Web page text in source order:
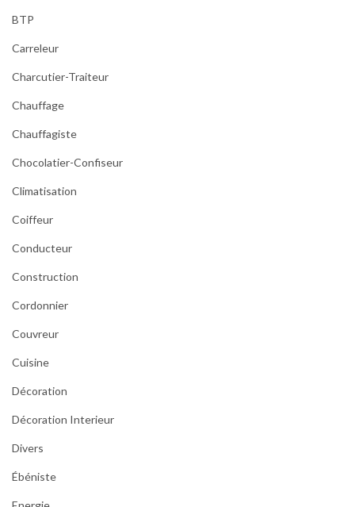
BTP
Carreleur
Charcutier-Traiteur
Chauffage
Chauffagiste
Chocolatier-Confiseur
Climatisation
Coiffeur
Conducteur
Construction
Cordonnier
Couvreur
Cuisine
Décoration
Décoration Interieur
Divers
Ébéniste